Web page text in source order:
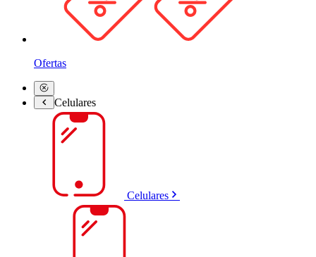
Ofertas
Celulares
Celulares